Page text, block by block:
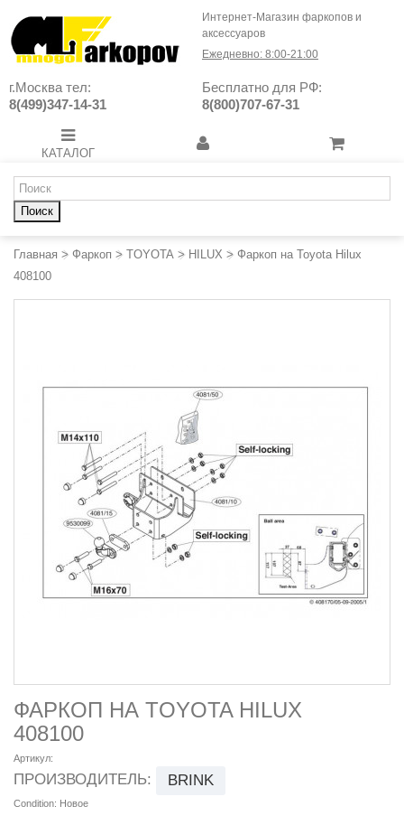
Интернет-Магазин фаркопов и
аксессуаров
Ежедневно: 8:00-21:00
г.Москва тел:
8(499)347-14-31
Бесплатно для РФ:
8(800)707-67-31
КАТАЛОГ
Поиск
Главная > Фаркоп > TOYOTA > HILUX > Фаркоп на Toyota Hilux
408100
ФАРКОП НА TOYOTA HILUX
408100
Артикул:
ПРОИЗВОДИТЕЛЬ: BRINK
Condition: Новое